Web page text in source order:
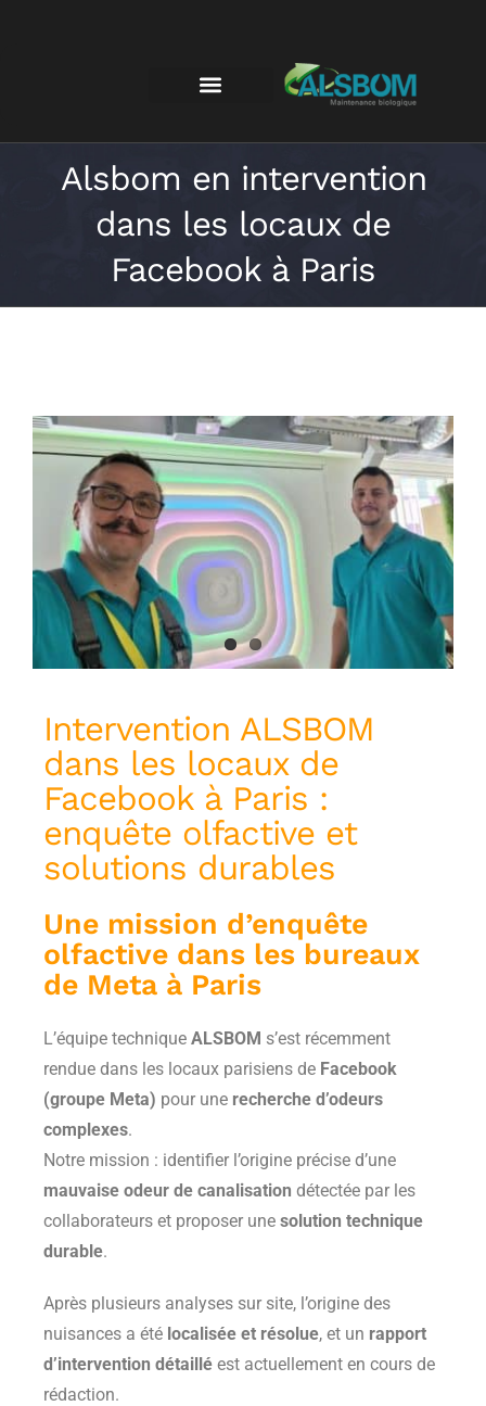
Alsbom en intervention
dans les locaux de
Facebook à Paris
Intervention ALSBOM
dans les locaux de
Facebook à Paris :
enquête olfactive et
solutions durables
Une mission d’enquête
olfactive dans les bureaux
de Meta à Paris
L’équipe technique ALS­BOM s’est récemment
rendue dans les locaux parisiens de Facebook
(groupe Meta) pour une recherche d’odeurs
complexes.
Notre mission : identifier l’origine précise d’une
mauvaise odeur de canalisation détectée par les
collaborateurs et proposer une solution technique
durable.
Après plusieurs analyses sur site, l’origine des
nuisances a été localisée et résolue, et un rapport
d’intervention détaillé est actuellement en cours de
rédaction.